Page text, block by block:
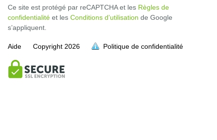
Ce site est protégé par reCAPTCHA et les Règles de
confidentialité et les Conditions d’utilisation de Google
s’appliquent.
Aide Copyright 2026 Politique de confidentialité